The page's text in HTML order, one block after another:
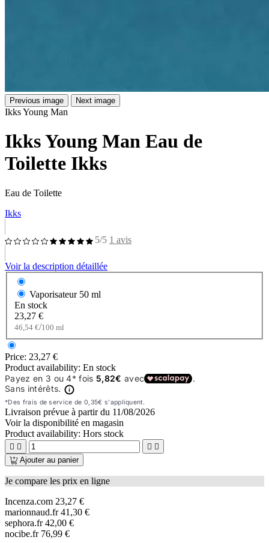
Previous image Next image
Ikks Young Man
Ikks Young Man Eau de
Toilette Ikks
Eau de Toilette
Ikks
5/5 1 avis
Voir la description détaillée
Vaporisateur 50 ml
En stock
23,27 €
46,54 €/100 ml
Price: 23,27 €
Product availability: En stock
Livraison prévue à partir du 11/08/2026
Voir la disponibilité en magasin
Product availability: Hors stock
   
Ajouter au panier
Je compare les prix en ligne
Incenza.com 23,27 €
marionnaud.fr 41,30 €
sephora.fr 42,00 €
nocibe.fr 76,99 €